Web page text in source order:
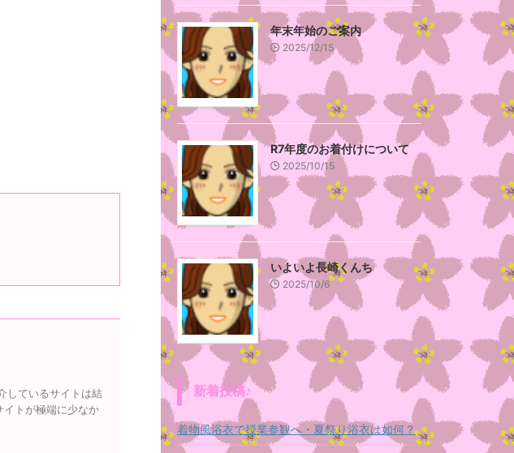
しているサイトは結
トが極端に少なか
年末年始のご案内
2025/12/15
R7年度のお着付けについて
2025/10/15
いよいよ長崎くんち
2025/10/6
新着投稿♪
着物風浴衣で授業参観へ・夏祭り浴衣は如何？